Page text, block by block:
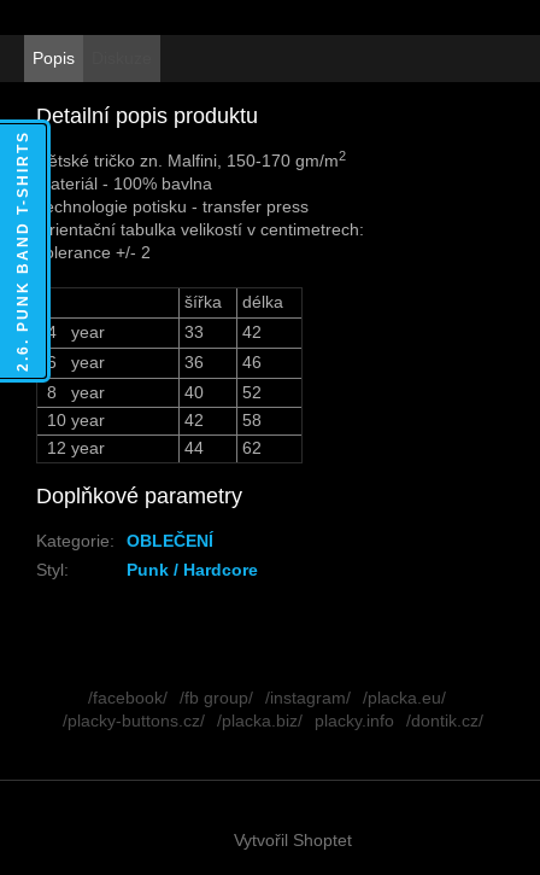
Popis
Detailní popis produktu
Dětské tričko zn. Malfini, 150-170 gm/m2
Materiál - 100% bavlna
Technologie potisku - transfer press
Orientační tabulka velikostí v centimetrech:
Tolerance +/- 2
šířka
délka
4 year
33
42
6 year
36
46
8 year
40
52
10 year
42
58
12 year
44 62
Doplňkové parametry
Kategorie:
OBLEČENÍ
Styl: Punk / Hardcore
/facebook/ /fb group/ /instagram/
/placka.eu/
/placky-buttons.cz/
/placka.biz/ placky.info /dontik.cz/
Vytvořil Shoptet
2.6. PUNK BAND T-SHIRTS